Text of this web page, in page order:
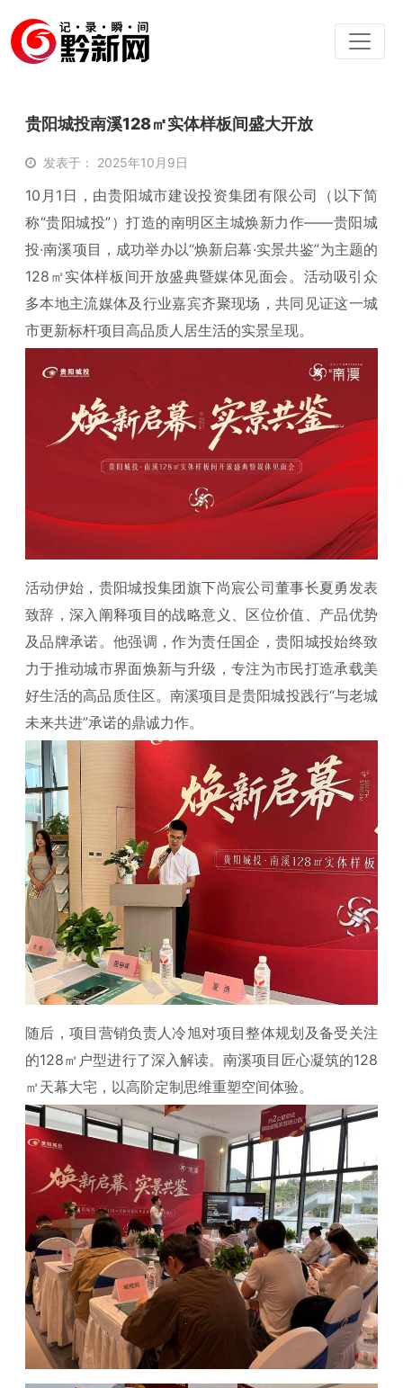
贵阳城投南溪128㎡实体样板间盛大开放
发表于： 2025年10月9日
10月1日，由贵阳城市建设投资集团有限公司（以下简
称“贵阳城投”）打造的南明区主城焕新力作——贵阳城
投·南溪项目，成功举办以“焕新启幕·实景共鉴”为主题的
128㎡实体样板间开放盛典暨媒体见面会。活动吸引众
多本地主流媒体及行业嘉宾齐聚现场，共同见证这一城
市更新标杆项目高品质人居生活的实景呈现。
活动伊始，贵阳城投集团旗下尚宸公司董事长夏勇发表
致辞，深入阐释项目的战略意义、区位价值、产品优势
及品牌承诺。他强调，作为责任国企，贵阳城投始终致
力于推动城市界面焕新与升级，专注为市民打造承载美
好生活的高品质住区。南溪项目是贵阳城投践行“与老城
未来共进”承诺的鼎诚力作。
随后，项目营销负责人冷旭对项目整体规划及备受关注
的128㎡户型进行了深入解读。南溪项目匠心凝筑的128
㎡天幕大宅，以高阶定制思维重塑空间体验。